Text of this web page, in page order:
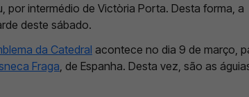
por intermédio de Victòria Porta. Desta forma, a
deste sábado.
da Catedral acontece no dia 9 de março,
Fraga , de Espanha. Desta vez, são as